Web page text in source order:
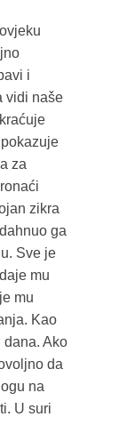
i
vidi naše
za
zikra
ga
Sve je
mu
mu
Kao
dana. Ako
da
na
U suri